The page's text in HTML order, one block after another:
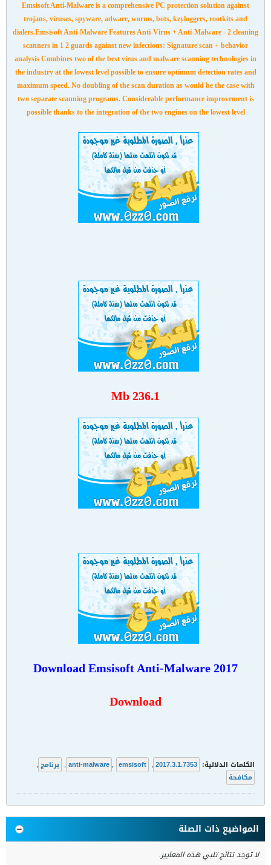
Emsisoft Anti-Malware is a comprehensive PC protection solution against
trojans, viruses, spyware, adware, worms, bots, keyloggers, rootkits and
dialers.Emsisoft Anti-Malware Features Anti-Virus + Anti-Malware - 2 cleaning
scanners in 1 2 guards against new infections: Signature scan + behavior
analysis Combines two of the best virus and malware scanning technologies in
the industry at the lowest level possible to ensure optimum detection rates and
maximum speed. No doubling of the scan duration as would be the case with
two separate scanning programs. Considerable performance improvement is
possible thanks to the integration of the two engines on the lowest level
236.1 Mb
Download Emsisoft Anti-Malware 2017
Download
الكلمات الدلالية: 2017.3.1.7353
,
anti-malware , emsisoft
, برنامج ,
مكافحة
المواضيع ذات الصلة
لا توجد نتائج تلبي هذه المعايير.